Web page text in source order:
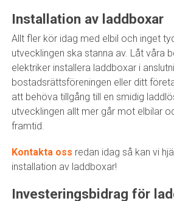
Installation av laddboxar
Allt fler kör idag med elbil och inget
utvecklingen ska stanna av. Låt våra
elektriker installera laddboxar i
bostadsrättsföreningen eller ditt
att behöva tillgång till en smidig
utvecklingen allt mer går mot elbilar
framtid.
Kontakta oss redan idag så kan vi
installation av laddboxar!
Investeringsbidrag för